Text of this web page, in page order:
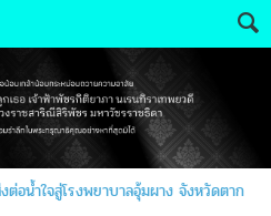
ต่อน้ำใจสู่โรงพยาบาลอุ้มผาง จังหวัดตาก